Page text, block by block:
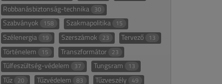
Robbanásbiztonság-technika 30
Szabványok 158 Szakmapolitika 15
Szélenergia 19 Szerszámok 23 Tervező 13
Történelem 15 Transzformátor 23
Túlfeszültség-védelem 37 Tungsram 13
Tűz 20 Tűzvédelem 83 Tűzveszély 49